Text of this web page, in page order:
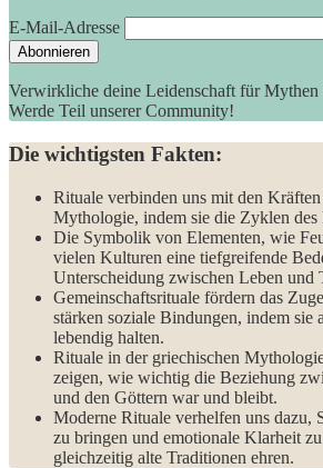
E-Mail-Adresse
Verwirkliche deine Leidenschaft für Mythen
Werde Teil unserer Community!
Die wichtigsten ‍Fakten:
Rituale verbinden uns mit den
Mythologie, ‍indem sie​ die ⁣Zyklen des
Die Symbolik von Elementen, wie
vielen Kulturen eine tiefgreifende
Unterscheidung zwischen Leben und
Gemeinschaftsrituale fördern das
stärken soziale Bindungen, indem sie
lebendig halten.
Rituale in der griechischen
zeigen, wie wichtig die Beziehung
und den Göttern war⁢ und ⁢bleibt.
Moderne‍ Rituale verhelfen​ uns dazu,
zu bringen und ‍emotionale Klarheit
gleichzeitig alte⁢ Traditionen ehren.